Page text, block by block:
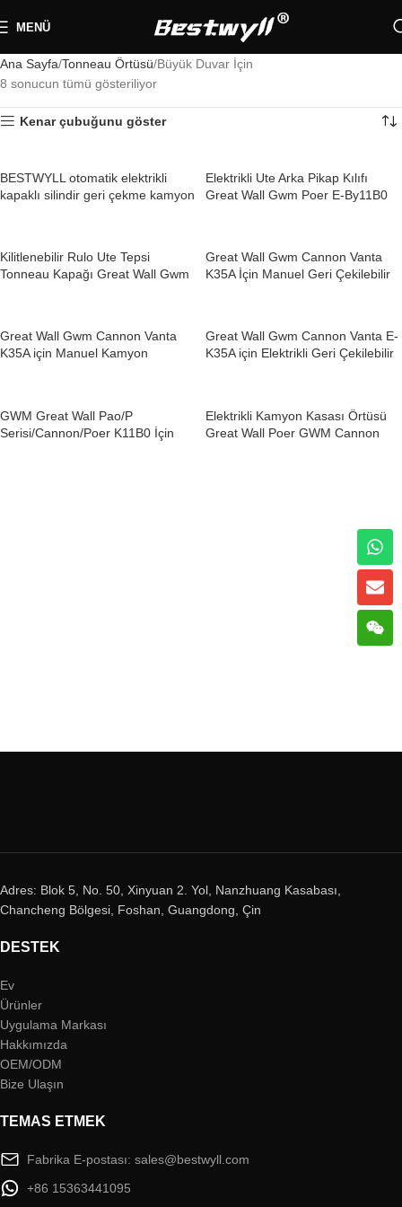
MENÜ
Ana Sayfa Tonneau Örtüsü Büyük Duvar İçin
8 sonucun tümü gösteriliyor
Kenar çubuğunu göster
BESTWYLL otomatik elektrikli
kapaklı silindir geri çekme kamyon
Elektrikli Ute Arka Pikap Kılıfı
Great Wall Gwm Poer E-By11B0
Kilitlenebilir Rulo Ute Tepsi
Tonneau Kapağı Great Wall Gwm
HEPSI SATILDI
Great Wall Gwm Cannon Vanta
K35A İçin Manuel Geri Çekilebilir
Great Wall Gwm Cannon Vanta
K35A için Manuel Kamyon
Great Wall Gwm Cannon Vanta E-
K35A için Elektrikli Geri Çekilebilir
GWM Great Wall Pao/P
Serisi/Cannon/Poer K11B0 İçin
Elektrikli Kamyon Kasası Örtüsü
Great Wall Poer GWM Cannon
Adres: Blok 5, No. 50, Xinyuan 2. Yol, Nanzhuang Kasabası,
Chancheng Bölgesi, Foshan, Guangdong, Çin
DESTEK
Ev
Ürünler
Uygulama Markası
Hakkımızda
OEM/ODM
Bize Ulaşın
TEMAS ETMEK
Fabrika E-postası: sales@bestwyll.com
+86 15363441095